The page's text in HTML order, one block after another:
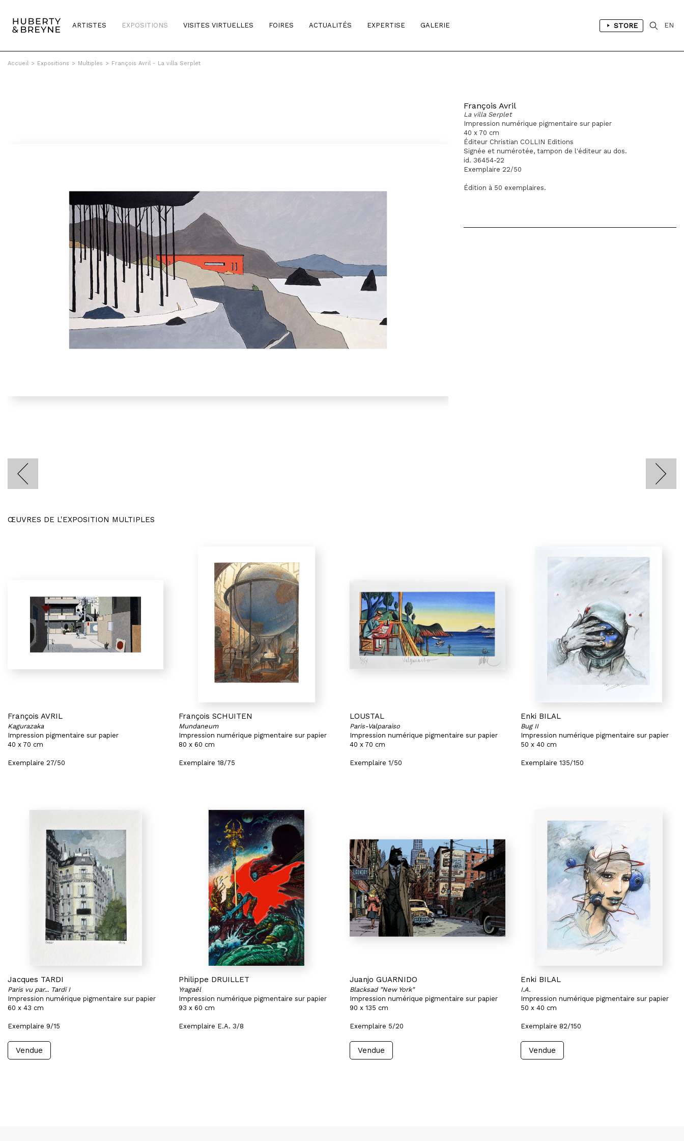
ARTISTES EXPOSITIONS VISITES VIRTUELLES FOIRES ACTUALITÉS EXPERTISE GALERIE STORE EN
Accueil > Expositions > Multiples > François Avril - La villa Serplet
François Avril
La villa Serplet
Impression numérique pigmentaire sur papier
40 x 70 cm
Éditeur Christian COLLIN Editions
Signée et numérotée, tampon de l'éditeur au dos.
id. 36454-22
Exemplaire 22/50
Édition à 50 exemplaires.
ŒUVRES DE L'EXPOSITION MULTIPLES
François AVRIL
Kagurazaka
Impression pigmentaire sur papier
40 x 70 cm
Exemplaire 27/50
François SCHUITEN
Mundaneum
Impression numérique pigmentaire sur papier
80 x 60 cm
Exemplaire 18/75
LOUSTAL
Paris-Valparaiso
Impression numérique pigmentaire sur papier
40 x 70 cm
Exemplaire 1/50
Enki BILAL
Bug II
Impression numérique pigmentaire sur papier
50 x 40 cm
Exemplaire 135/150
Jacques TARDI
Paris vu par... Tardi I
Impression numérique pigmentaire sur papier
60 x 43 cm
Exemplaire 9/15
Vendue
Philippe DRUILLET
Yragaël
Impression numérique pigmentaire sur papier
93 x 60 cm
Exemplaire E.A. 3/8
Juanjo GUARNIDO
Blacksad "New York"
Impression numérique pigmentaire sur papier
90 x 135 cm
Exemplaire 5/20
Vendue
Enki BILAL
I.A.
Impression numérique pigmentaire sur papier
50 x 40 cm
Exemplaire 82/150
Vendue